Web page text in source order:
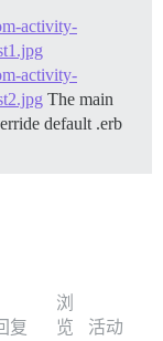
activity-
activity-
The main
default .erb
复
浏
览
活动